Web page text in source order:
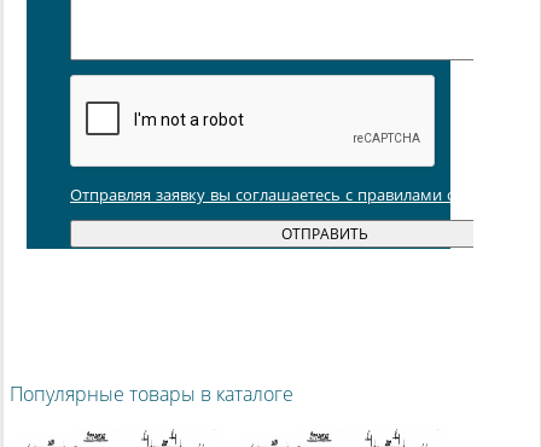
Отправляя заявку вы соглашаетесь с правилами обработки
Популярные товары в каталоге